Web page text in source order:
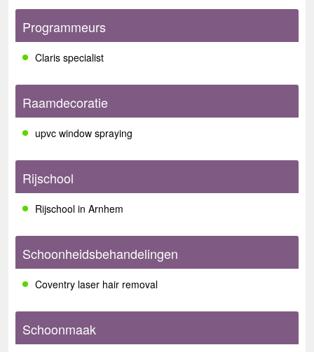
Programmeurs
Claris specialist
Raamdecoratie
upvc window spraying
Rijschool
Rijschool in Arnhem
Schoonheidsbehandelingen
Coventry laser hair removal
Schoonmaak